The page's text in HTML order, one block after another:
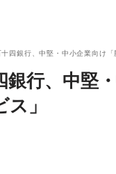
四銀行、中堅・中小企業向け「
行、中堅
」